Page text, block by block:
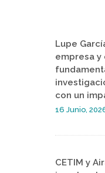
Lupe
empresa
con un
16 Junio,
CETIM y